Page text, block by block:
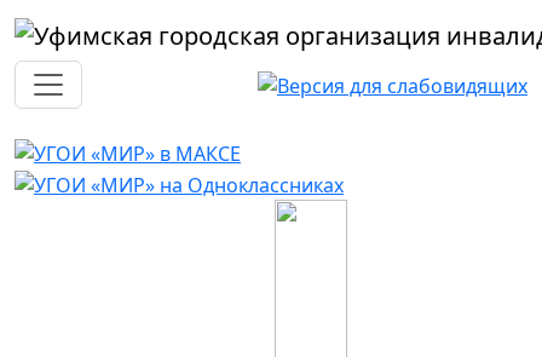
Перейти к основному содержанию